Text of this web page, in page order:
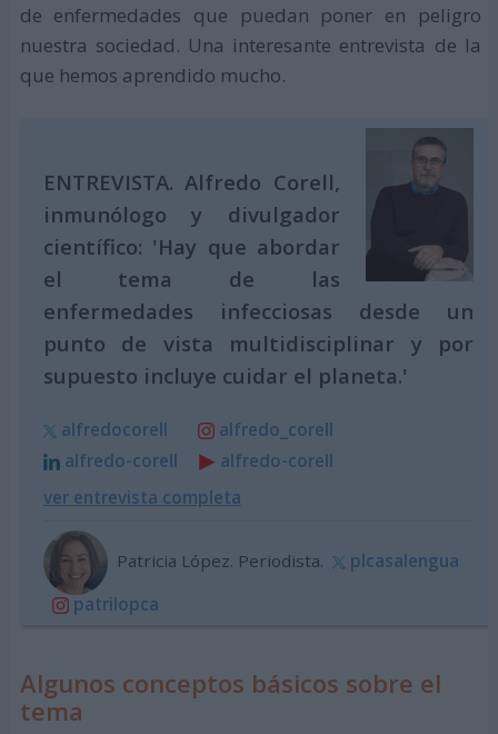
de enfermedades que puedan poner en peligro
nuestra sociedad. Una interesante entrevista de la
que hemos aprendido mucho.
ENTREVISTA. Alfredo Corell,
inmunólogo y divulgador
científico: 'Hay que abordar
el tema de las
enfermedades infecciosas desde un
punto de vista multidisciplinar y por
supuesto incluye cuidar el planeta.'
alfredocorell
alfredo_corell
alfredo-corell
alfredo-corell
ver entrevista completa
Patricia López. Periodista.
plcasalengua
patrilopca
Algunos conceptos básicos sobre el
tema